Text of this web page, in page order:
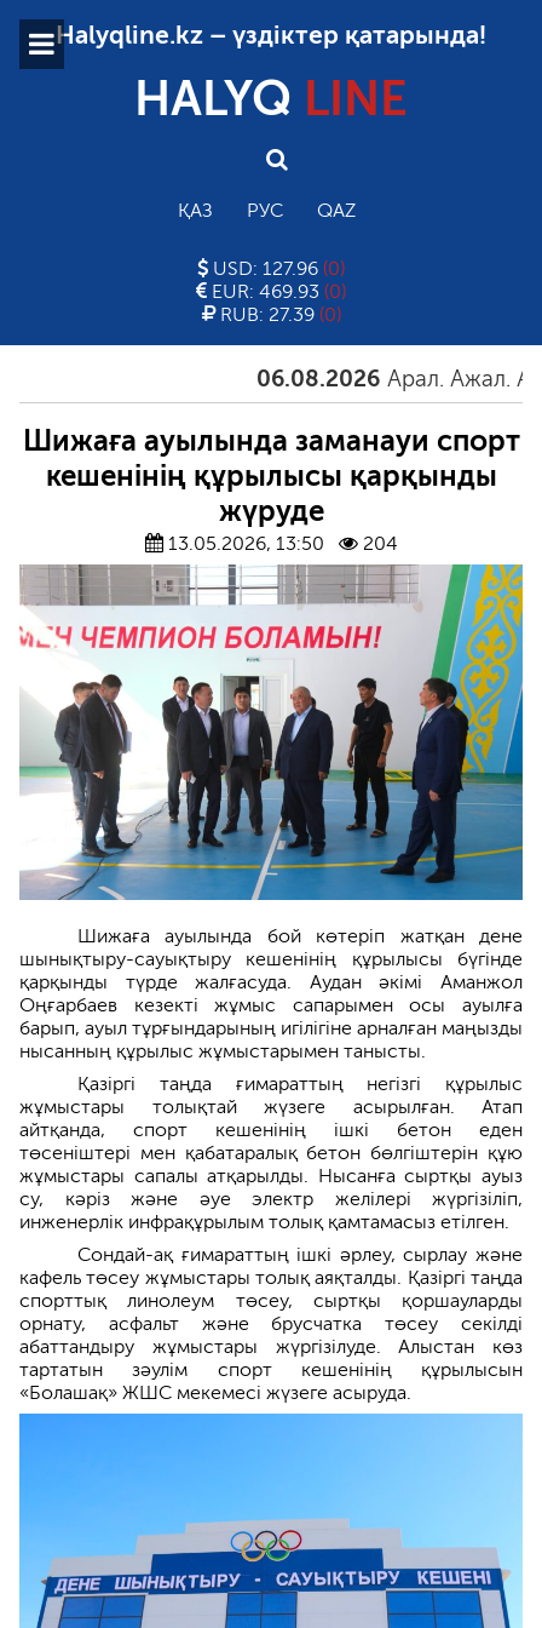
Halyqline.kz – үздіктер қатарында!
HALYQ LINE
ҚАЗ РУС QAZ
USD: 127.96 (0)
EUR: 469.93 (0)
RUB: 27.39 (0)
06.08.2026 Арал. Ажал.
Шижаға ауылында заманауи спорт
кешенінің құрылысы қарқынды
жүруде
13.05.2026, 13:50 204
Шижаға ауылында бой көтеріп жатқан дене
шынықтыру-сауықтыру кешенінің құрылысы бүгінде
қарқынды түрде жалғасуда. Аудан әкімі Аманжол
Оңғарбаев кезекті жұмыс сапарымен осы ауылға
барып, ауыл тұрғындарының игілігіне арналған маңызды
нысанның құрылыс жұмыстарымен танысты.
Қазіргі таңда ғимараттың негізгі құрылыс
жұмыстары толықтай жүзеге асырылған. Атап
айтқанда, спорт кешенінің ішкі бетон еден
төсеніштері мен қабатаралық бетон бөлгіштерін құю
жұмыстары сапалы атқарылды. Нысанға сыртқы ауыз
су, кәріз және әуе электр желілері жүргізіліп,
инженерлік инфрақұрылым толық қамтамасыз етілген.
Сондай-ақ ғимараттың ішкі әрлеу, сырлау және
кафель төсеу жұмыстары толық аяқталды. Қазіргі таңда
спорттық линолеум төсеу, сыртқы қоршауларды
орнату, асфальт және брусчатка төсеу секілді
абаттандыру жұмыстары жүргізілуде. Алыстан көз
тартатын зәулім спорт кешенінің құрылысын
«Болашақ» ЖШС мекемесі жүзеге асыруда.